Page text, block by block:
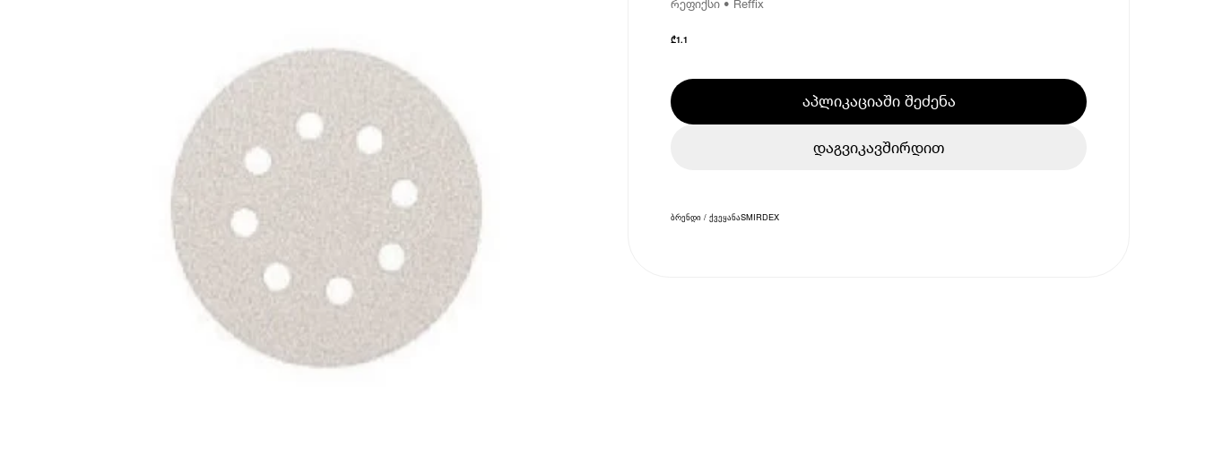
რეფიქსი • Reffix
₾1.1
აპლიკაციაში შეძენა
დაგვიკავშირდით
ბრენდი / ქვეყანაSMIRDEX